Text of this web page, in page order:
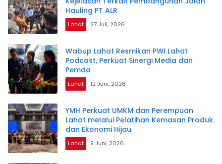
Hauling PT ALR
Lahat 27 Juli, 2026
Wabup Lahat Resmikan PWI Lahat
Podcast, Perkuat Sinergi Media dan
Pemda
Lahat 12 Juni, 2026
YMH Perkuat UMKM dan Perempuan
Lahat melalui Pelatihan Kemasan Produk
dan Ekonomi Hijau
Lahat 9 Juni, 2026